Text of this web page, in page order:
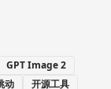
GPT Image 2
动 开源工具